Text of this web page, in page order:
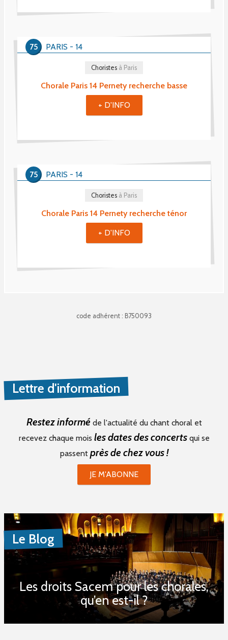
Chorale Paris 14 Pernety recherche basse
Choristes à Paris
PARIS - 14
75
+ D'INFO
Chorale Paris 14 Pernety recherche ténor
Choristes à Paris
PARIS - 14
75
+ D'INFO
code adhérent : B750093
Lettre d'information
Restez informé de l'actualité du chant choral et
recevez chaque mois les dates des concertsqui se
passent près de chez vous !
JE M'ABONNE
Le Blog
Les droits Sacem pour les chorales,
qu’en est-il ?